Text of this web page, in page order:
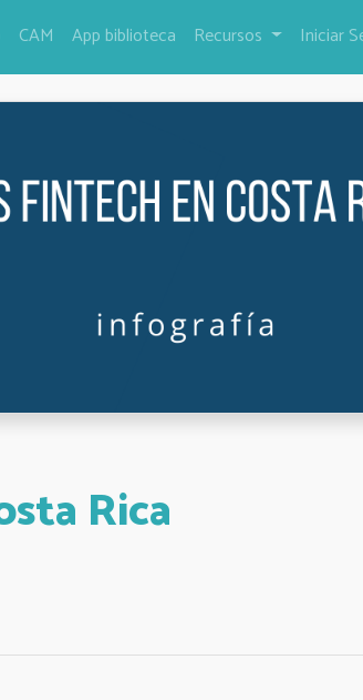
CAM App biblioteca Recursos Iniciar
Rica